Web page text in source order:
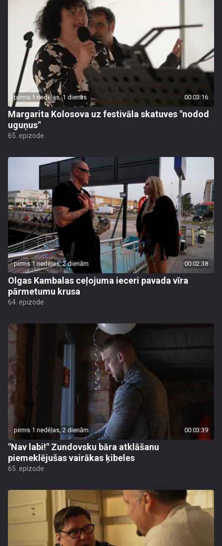
pirms 1 nedēļas, 1 dienas 00:03:16
Margarita Kolosova uz festivāla skatuves "nodod
uguņus"
65. epizode
pirms 1 nedēļas, 2 dienām 00:02:38
Olgas Kambalas ceļojuma ieceri pavada vīra
pārmetumu krusa
64. epizode
pirms 1 nedēļas, 2 dienām 00:03:39
"Nav labi!" Zundovsku bāra atklāšanu
piemeklējušas vairākas ķibeles
65. epizode